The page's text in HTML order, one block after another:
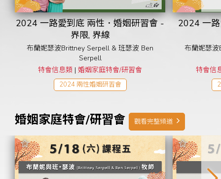
2024 一路愛到底 兩性．婚姻研習會 -
界限, 界線
布蘭妮瑟波Brittney Serpell & 班瑟波 Ben
Serpell
特會信息類 | 婚姻家庭特會/研習會
2024 兩性婚姻研習會
2024 一
布蘭妮瑟
特會信
婚姻家庭特會/研習會 觀看完整頻道